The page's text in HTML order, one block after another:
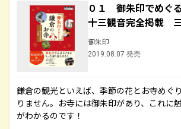
０１ 御朱印でめぐ
十三観音完全掲載
御朱印
2019.08.07 発売
鎌倉の観光といえば、季節の花とお寺めぐ
りません。お寺には御朱印があり、これに
がわかるのです！